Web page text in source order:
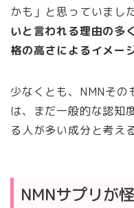
かも」と思っていまし
いと言われる理由の多
格の高さによるイメー
少なくとも、NMNその
は、まだ一般的な認知
る人が多い成分と考え
NMNサプリが